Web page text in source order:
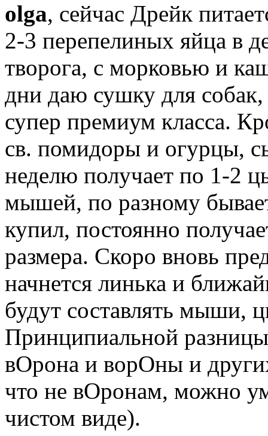
olga, сейчас Дрейк
2-3 перепелиных яйца в
творога, с морковью и
дни даю сушку для
супер премиум класса.
св. помидоры и огурцы,
неделю получает по 1-2
мышей, по разному
купил, постоянно
размера. Скоро вновь
начнется линька и
будут составлять мыши,
Принципиальной
вОрона и ворОны и
что не вОронам, можно
чистом виде).